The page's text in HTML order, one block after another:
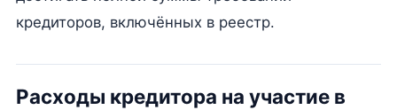
кредиторов, включённых в реестр.
Расходы кредитора на участие в